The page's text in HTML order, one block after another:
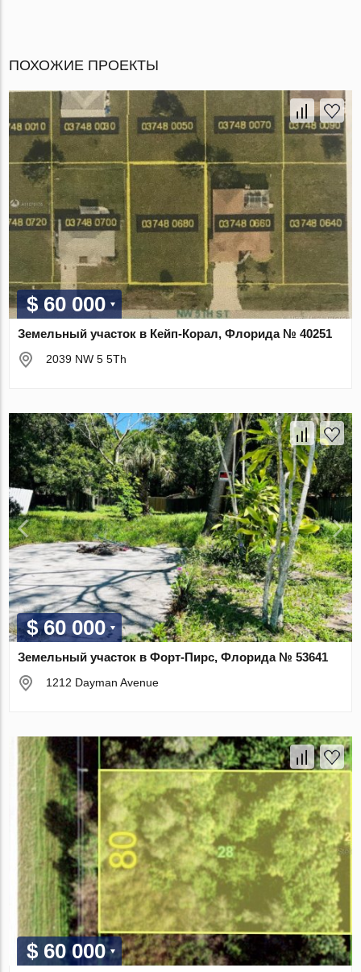
ПОХОЖИЕ ПРОЕКТЫ
$ 60 000
Земельный участок в Кейп-Корал, Флорида № 40251
2039 NW 5 5Th
$ 60 000
Земельный участок в Форт-Пирс, Флорида № 53641
1212 Dayman Avenue
$ 60 000